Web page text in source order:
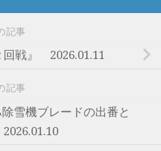
記事
回戦』 2026.01.11
記事
雪機ブレードの出番と